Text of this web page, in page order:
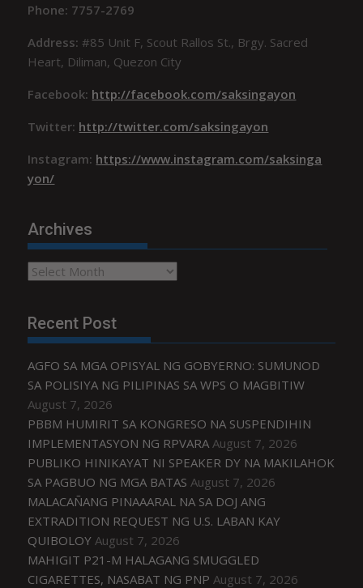
Phone: 7757-2769
Address:#85 Unit F, Scout Rallos St., Brgy. Sacred
Heart, Diliman, Quezon City
Facebook: http://facebook.com/saksingayon
Twitter: http://twitter.com/saksingayon
Instagram: https://www.instagram.com/saksinga
yon/
Archives
Archives
Recent Post
AGFO SA MGA OPISYAL NG GOBYERNO: SUMUNOD
SA POLISIYA NG PILIPINAS SA WPS O MAGBITIW
August 7, 2026
PBBM HUMIRIT SA KONGRESO NA SUSPENDIHIN
IMPLEMENTASYON NG RPVARA August 7, 2026
PUBLIKO HINIKAYAT NI SPEAKER DY NA MAKILAHOK
SA PAGBUO NG MGA BATAS August 7, 2026
MALACAÑANG PINAAARAL NA SA DOJ ANG
EXTRADITION REQUEST NG U.S. LABAN KAY
QUIBOLOY August 7, 2026
MAHIGIT P21-M HALAGANG SMUGGLED
CIGARETTES, NASABAT NG PNP August 7, 2026